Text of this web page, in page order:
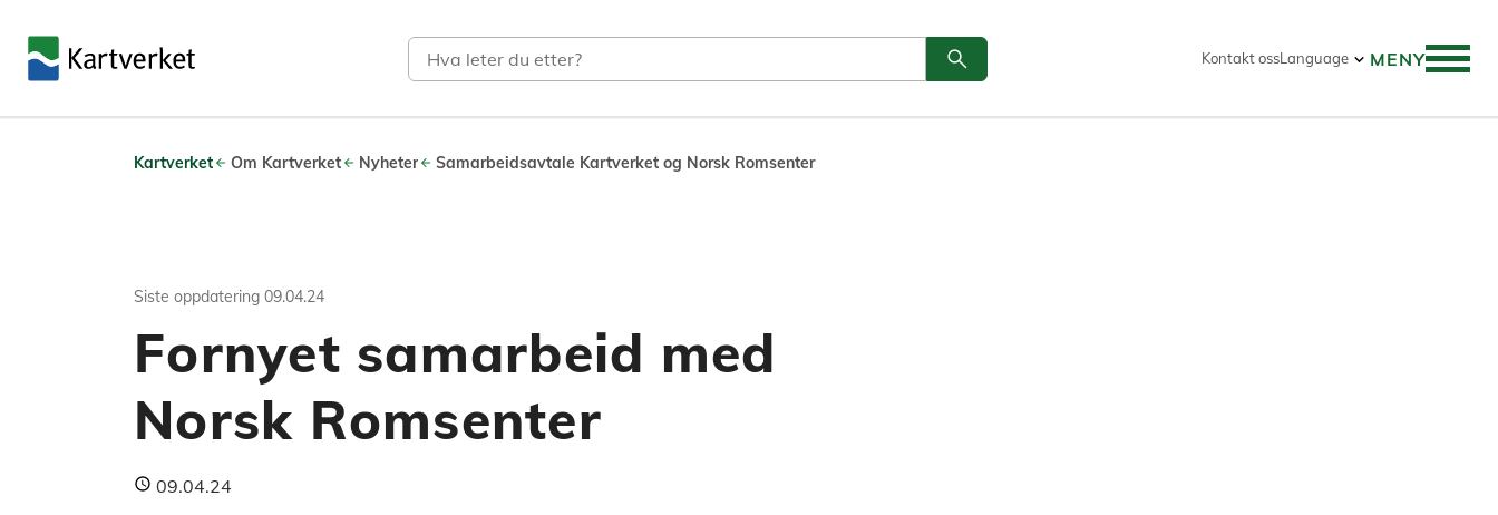
Søk
Søk
search Kontakt ossLanguage MENY
Kartverket Om Kartverket Nyheter Samarbeidsavtale Kartverket og Norsk Romsenter
Siste oppdatering 09.04.24
Fornyet samarbeid med
Norsk Romsenter
09.04.24